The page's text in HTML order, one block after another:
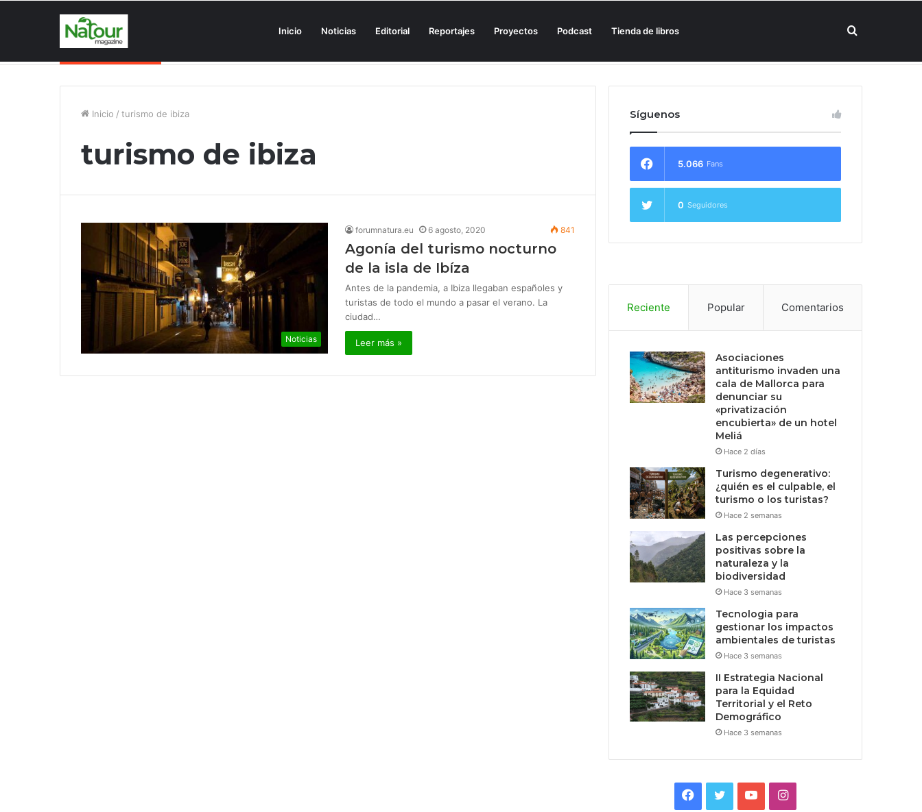
Inicio Noticias Editorial Reportajes Proyectos Podcast Tienda de libros Buscar
Inicio / turismo de ibiza
turismo de ibiza
Noticias
forumnatura.eu 6 agosto, 2020 841
Agonía del turismo nocturno
de la isla de Ibíza
Antes de la pandemia, a Ibiza llegaban españoles y
turistas de todo el mundo a pasar el verano. La
ciudad…
Leer más »
Síguenos
5.066 Fans
0 Seguidores
Reciente Popular Comentarios
Asociaciones
antiturismo invaden una
cala de Mallorca para
denunciar su
«privatización
encubierta» de un hotel
Meliá
Hace 2 días
Turismo degenerativo:
¿quién es el culpable, el
turismo o los turistas?
Hace 2 semanas
Las percepciones
positivas sobre la
naturaleza y la
biodiversidad
Hace 3 semanas
Tecnologia para
gestionar los impactos
ambientales de turistas
Hace 3 semanas
II Estrategia Nacional
para la Equidad
Territorial y el Reto
Demográfico
Hace 3 semanas
Facebook
TwitterYouTubeInstagram